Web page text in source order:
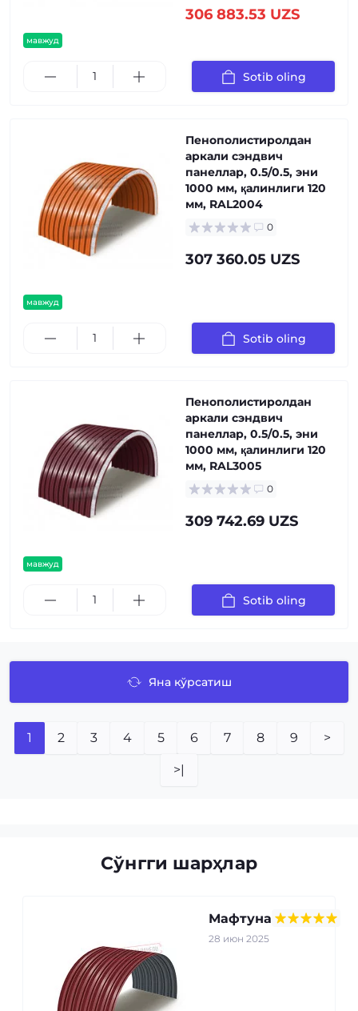
мавжуд
306 883.53 UZS
Sotib oling
мавжуд
Пенополистиролдан
аркали сэндвич
панеллар, 0.5/0.5, эни
1000 мм, қалинлиги 120
мм, RAL2004
0
307 360.05 UZS
Sotib oling
мавжуд
Пенополистиролдан
аркали сэндвич
панеллар, 0.5/0.5, эни
1000 мм, қалинлиги 120
мм, RAL3005
0
309 742.69 UZS
Sotib oling
Яна кўрсатиш
1 2 3 4 5 6 7 8 9 >
>|
Сўнгги шарҳлар
Мафтуна
28 июн 2025